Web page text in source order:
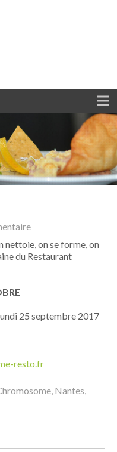
nettoie, on se forme, on
du Restaurant
25 septembre 2017
resto.fr
, Nantes,